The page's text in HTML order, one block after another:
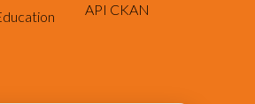
API CKAN